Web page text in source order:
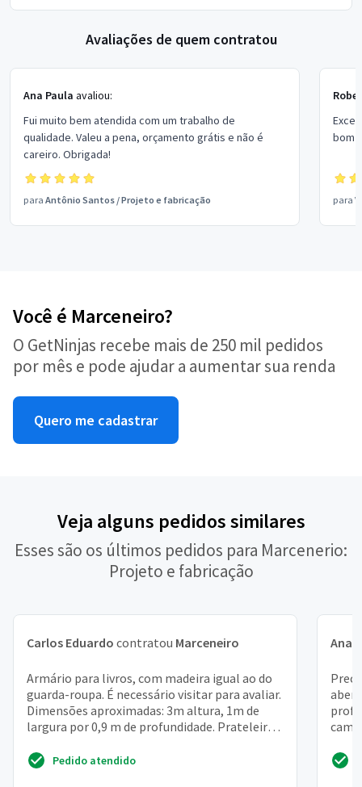
Avaliações de quem contratou
Ana Paula avaliou:
Fui muito bem atendida com um trabalho de
qualidade. Valeu a pena, orçamento grátis e não é
careiro. Obrigada!
para Antônio Santos /Projeto e fabricação
bom
para
Você é Marceneiro?
O GetNinjas recebe mais de 250 mil pedidos
por mês e pode ajudar a aumentar sua renda
Quero me cadastrar
Veja alguns pedidos similares
Esses são os últimos pedidos para Marcenerio:
Projeto e fabricação
Carlos Eduardo contratou Marceneiro
Armário para livros, com madeira igual ao do
guarda-roupa. É necessário visitar para avaliar.
Dimensões aproximadas: 3m altura, 1m de
largura por 0,9 m de profundidade. Prateleiras
Pedido atendido
Ana